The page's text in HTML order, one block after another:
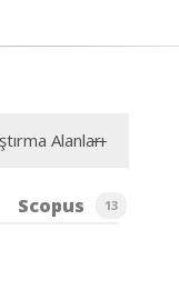
Alanları
Scopus 13